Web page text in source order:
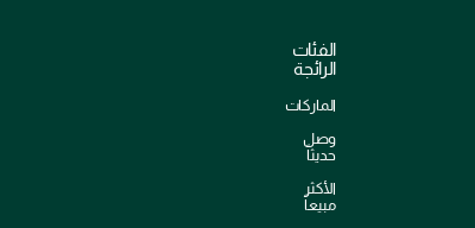
الفئات
الرائجة
الماركات
وصل
حديثاً
الأكثر
مبيعاً